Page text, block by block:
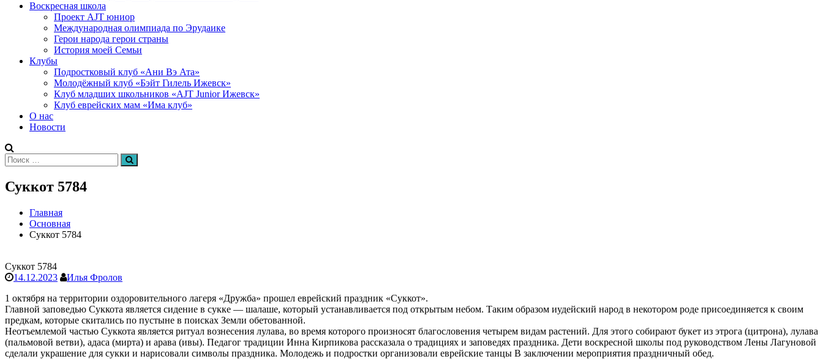
Воскресная школа
Проект AJT юниор
Международная олимпиада по Эрудаике
Герои народа герои страны
История моей Семьи
Клубы
Подростковый клуб «Ани Вэ Ата»
Молодёжный клуб «Бэйт Гилель Ижевск»
Клуб младших школьников «AJT Junior Ижевск»
Клуб еврейских мам «Има клуб»
О нас
Новости
Искать: Поиск
Суккот 5784
Главная
Основная
Суккот 5784
Суккот 5784
14.12.2023
Илья Фролов
1 октября на территории оздоровительного лагеря «Дружба» прошел еврейский праздник «Суккот».
Главной заповедью Суккота является сидение в сукке — шалаше, который устанавливается под открытым небом. Таким образом иудейский народ в некотором роде присоединяется к своим
предкам, которые скитались по пустыне в поисках Земли обетованной.
Неотъемлемой частью Суккота является ритуал вознесения лулава, во время которого произносят благословения четырем видам растений. Для этого собирают букет из этрога (цитрона), лулава
(пальмовой ветви), адаса (мирта) и арава (ивы). Педагог традиции Инна Кирпикова рассказала о традициях и заповедях праздника. Дети воскресной школы под руководством Лены Лагуновой
сделали украшение для сукки и нарисовали символы праздника. Молодежь и подростки организовали еврейские танцы В заключении мероприятия праздничный обед.